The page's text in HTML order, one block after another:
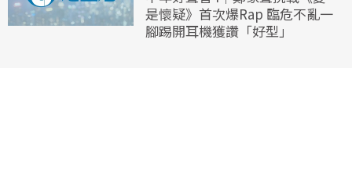
是懷疑》首次爆Rap 臨危不亂一
腳踢開耳機獲讚「好型」